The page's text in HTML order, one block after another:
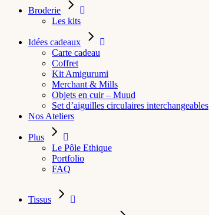
Broderie
Les kits
Idées cadeaux
Carte cadeau
Coffret
Kit Amigurumi
Merchant & Mills
Objets en cuir – Muud
Set d’aiguilles circulaires interchangeables
Nos Ateliers
Plus
Le Pôle Ethique
Portfolio
FAQ
Tissus